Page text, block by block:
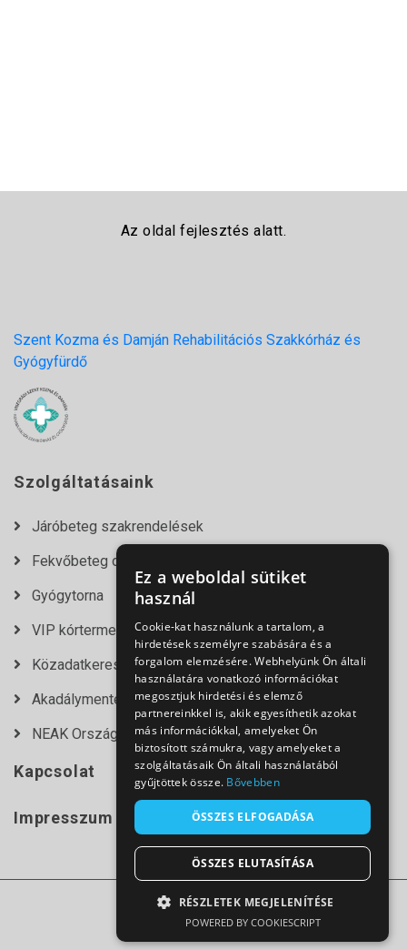
Az oldal fejlesztés alatt.
Szent Kozma és Damján Rehabilitációs Szakkórház és
Gyógyfürdő
Szolgáltatásaink
Járóbeteg szakrendelések
Fekvőbeteg osztályok
Gyógytorna
VIP kórtermek
Közadatkereső
Akadálymentesítési nyilatkozat
NEAK Országos Várólista Lekérdező
Kapcsolat
Impresszum
© 2021
Ez a weboldal sütiket
használ
Cookie-kat használunk a tartalom, a
hirdetések személyre szabására és a
forgalom elemzésére. Webhelyünk Ön általi
használatára vonatkozó információkat
megosztjuk hirdetési és elemző
partnereinkkel is, akik egyesíthetik azokat
más információkkal, amelyeket Ön
biztosított számukra, vagy amelyeket a
szolgáltatásaik Ön általi használatából
gyűjtöttek össze. Bővebben
ÖSSZES ELFOGADÁSA
ÖSSZES ELUTASÍTÁSA
RÉSZLETEK MEGJELENÍTÉSE
POWERED BY COOKIESCRIPT